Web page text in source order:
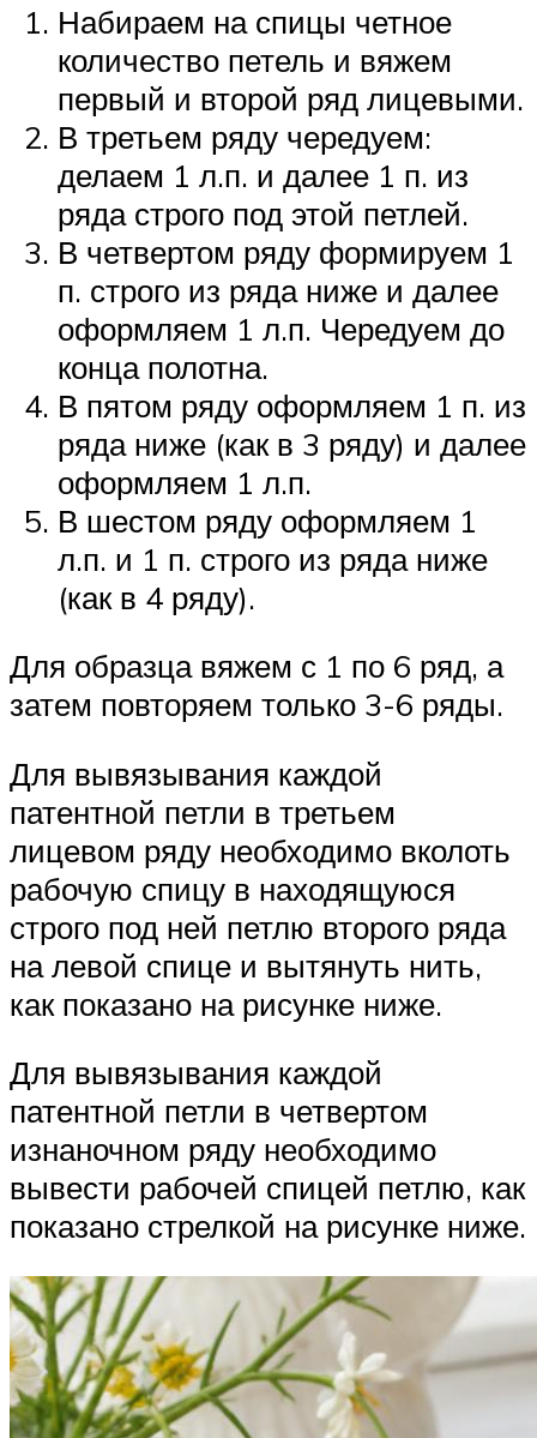
Набираем на спицы четное
количество петель и вяжем
первый и второй ряд лицевыми.
В третьем ряду чередуем:
делаем 1 л.п. и далее 1 п. из
ряда строго под этой петлей.
В четвертом ряду формируем 1
п. строго из ряда ниже и далее
оформляем 1 л.п. Чередуем до
конца полотна.
В пятом ряду оформляем 1 п. из
ряда ниже (как в 3 ряду) и далее
оформляем 1 л.п.
В шестом ряду оформляем 1
л.п. и 1 п. строго из ряда ниже
(как в 4 ряду).
Для образца вяжем с 1 по 6 ряд, а
затем повторяем только 3-6 ряды.
Для вывязывания каждой
патентной петли в третьем
лицевом ряду необходимо вколоть
рабочую спицу в находящуюся
строго под ней петлю второго ряда
на левой спице и вытянуть нить,
как показано на рисунке ниже.
Для вывязывания каждой
патентной петли в четвертом
изнаночном ряду необходимо
вывести рабочей спицей петлю, как
показано стрелкой на рисунке ниже.